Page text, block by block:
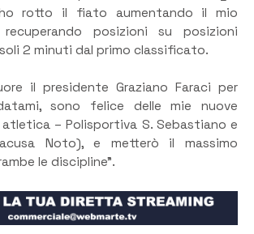
ho rotto il fiato aumentando il mio
posizioni su posizioni
2 minuti dal primo classificato.
il presidente Graziano Faraci per
sono felice delle mie nuove
– Polisportiva S. Sebastiano e
Noto), e metterò il massimo
le discipline”.